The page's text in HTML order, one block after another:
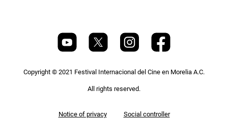
Copyright © 2021 Festival Internacional del Cine en Morelia A.C.
All rights reserved.
Notice of privacy Social controller